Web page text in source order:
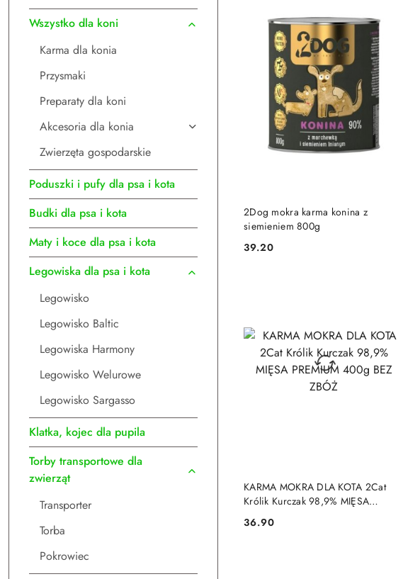
Wszystko dla koni
Karma dla konia
Przysmaki
Preparaty dla koni
Akcesoria dla konia
Zwierzęta gospodarskie
Poduszki i pufy dla psa i kota
Budki dla psa i kota
Maty i koce dla psa i kota
Legowiska dla psa i kota
Legowisko
Legowisko Baltic
Legowiska Harmony
Legowisko Welurowe
Legowisko Sargasso
Klatka, kojec dla pupila
Torby transportowe dla
zwierząt
Transporter
Torba
Pokrowiec
2Dog mokra karma konina z
siemieniem 800g
Cena:
39.20
DO KOSZYKA
KARMA MOKRA DLA KOTA 2Cat
Królik Kurczak 98,9% MIĘSA
Cena:
36.90
DO KOSZYKA